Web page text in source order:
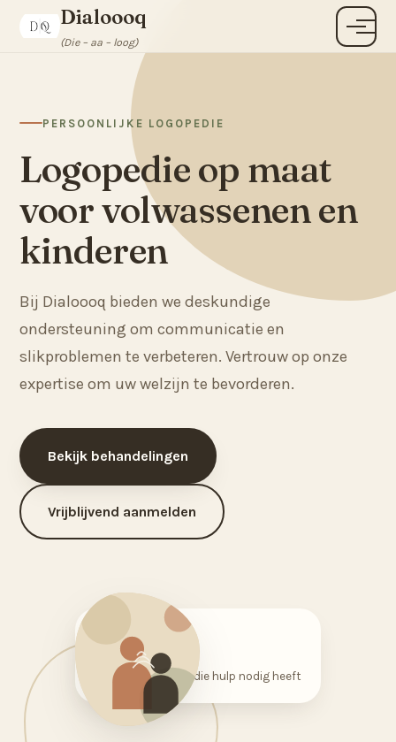
Dialoooq
(Die – aa – loog)
Menu
PERSOONLIJKE LOGOPEDIE
Logopedie op maat
voor volwassenen en
kinderen
Bij Dialoooq bieden we deskundige
ondersteuning om communicatie en
slikproblemen te verbeteren. Vertrouw op onze
expertise om uw welzijn te bevorderen.
Bekijk behandelingen
Vrijblijvend aanmelden
0–100
jaar, voor iedereen die hulp nodig heeft